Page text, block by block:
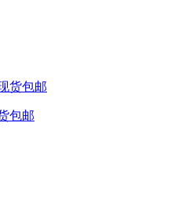
包邮